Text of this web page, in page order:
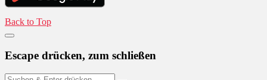
Back to Top
Escape drücken, zum schließen